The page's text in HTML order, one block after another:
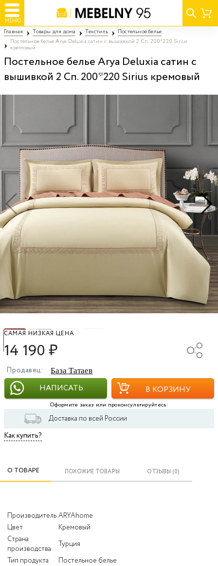
МЕНЮ
Главная Товары для дома Текстиль
Постельное белье
Постельное белье Arya Deluxia сатин с вышивкой 2 Сп. 200*220 Sirius
кремовый
Постельное белье Arya Deluxia сатин с
вышивкой 2 Сп. 200*220 Sirius кремовый
САМАЯ НИЗКАЯ ЦЕНА
14 190₽
Продавец: База Татаев
НАПИСАТЬ В КОРЗИНУ
Оформите заказ или проконсультируйтесь:
Доставка по всей России
Как купить?
О ТОВАРЕ ПОХОЖИЕ ТОВАРЫ ОТЗЫВЫ (0)
Производитель ARYAhome
Цвет
Кремовый
Страна
производства
Турция
Тип продукта
Постельное белье